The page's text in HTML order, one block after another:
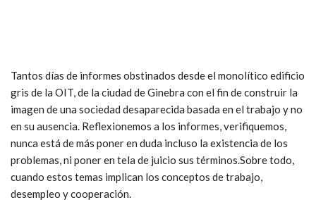
Tantos días de informes obstinados desde el monolítico edificio
gris de la OIT, de la ciudad de Ginebra con el fin de construir la
imagen de una sociedad desaparecida basada en el trabajo y no
en su ausencia. Reflexionemos a los informes, verifiquemos,
nunca está de más poner en duda incluso la existencia de los
problemas, ni poner en tela de juicio sus términos.Sobre todo,
cuando estos temas implican los conceptos de trabajo,
desempleo y cooperación.